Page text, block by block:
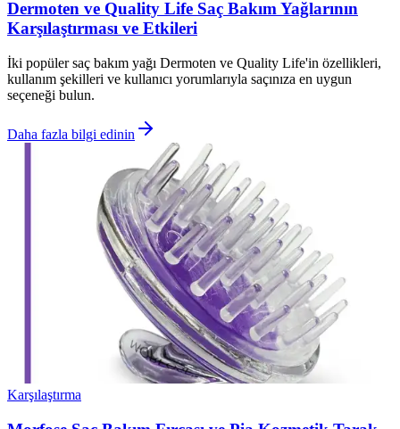
Dermoten ve Quality Life Saç Bakım Yağlarının
Karşılaştırması ve Etkileri
İki popüler saç bakım yağı Dermoten ve Quality Life'in özellikleri,
kullanım şekilleri ve kullanıcı yorumlarıyla saçınıza en uygun
seçeneği bulun.
Daha fazla bilgi edinin
Karşılaştırma